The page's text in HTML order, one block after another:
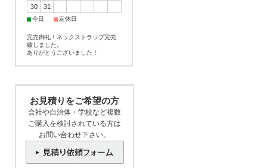
30
31
■今日 ■定休日
完売御礼！ネックストラップ完売
致しました。
ありがとうございました！
お見積りをご希望の方
会社や自治体・学校など複数
ご購入を検討されている方は
お問い合わせ下さい。